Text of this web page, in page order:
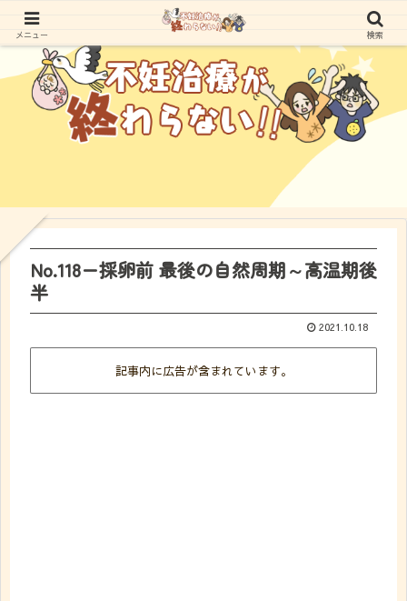
No.118ー採卵前 最後の自然周期～高温期後
半
2021.10.18
記事内に広告が含まれています。
メニュー 検索